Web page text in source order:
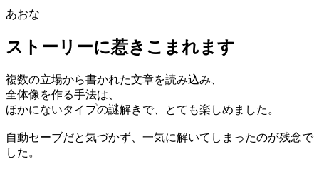
あおな
ストーリーに惹きこまれます
複数の立場から書かれた文章を読み込み、
全体像を作る手法は、
ほかにないタイプの謎解きで、とても楽しめました。
自動セーブだと気づかず、一気に解いてしまったのが残念で
した。